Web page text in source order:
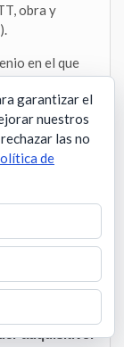
obra y
en el que
diferencia
trabajar como
al
a los
obligados a
adquisitivo.
garantizar el
nuestros
las no
de